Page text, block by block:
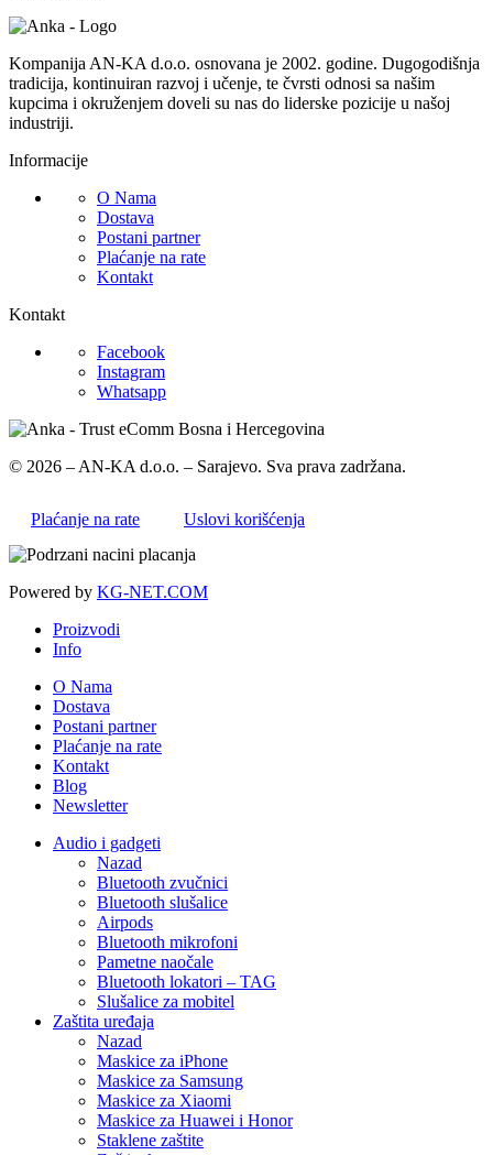
Kompanija AN-KA d.o.o. osnovana je 2002. godine. Dugogodišnja
tradicija, kontinuiran razvoj i učenje, te čvrsti odnosi sa našim
kupcima i okruženjem doveli su nas do liderske pozicije u našoj
industriji.
Informacije
O Nama
Dostava
Postani partner
Plaćanje na rate
Kontakt
Kontakt
Facebook
Instagram
Whatsapp
© 2026 – AN-KA d.o.o. – Sarajevo. Sva prava zadržana.
Plaćanje na rate Uslovi korišćenja
Powered by KG-NET.COM
Proizvodi
Info
O Nama
Dostava
Postani partner
Plaćanje na rate
Kontakt
Blog
Newsletter
Audio i gadgeti
Nazad
Bluetooth zvučnici
Bluetooth slušalice
Airpods
Bluetooth mikrofoni
Pametne naočale
Bluetooth lokatori – TAG
Slušalice za mobitel
Zaštita uređaja
Nazad
Maskice za iPhone
Maskice za Samsung
Maskice za Xiaomi
Maskice za Huawei i Honor
Staklene zaštite